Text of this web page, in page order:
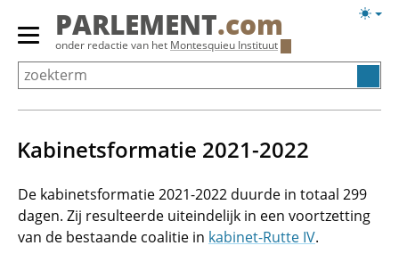
Overslaan
Primair
menu
tonen/verbergen
PARLEMENT.com
onder redactie van het Montesquieu Instituut
Kabinetsformatie 2021-2022
De kabinetsformatie 2021-2022 duurde in totaal 299
dagen. Zij resulteerde uiteindelijk in een voortzetting
van de bestaande coalitie in kabinet-Rutte IV.